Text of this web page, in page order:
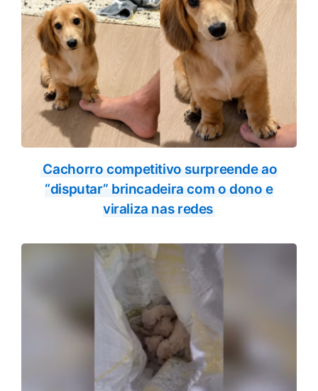
Cachorro competitivo surpreende ao
“disputar” brincadeira com o dono e
viraliza nas redes